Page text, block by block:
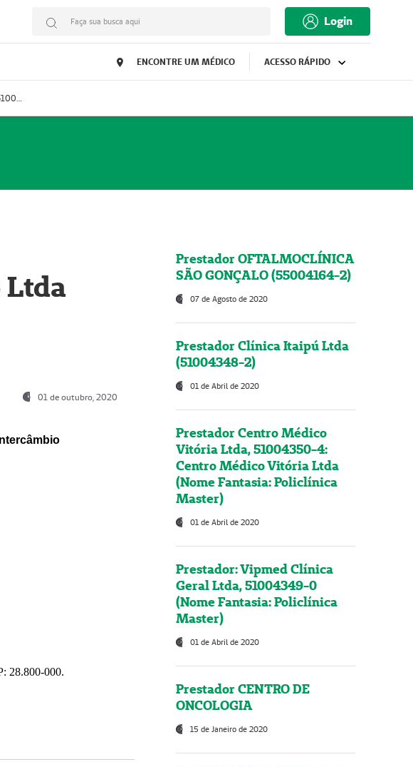
Faça sua busca aqui Login
ENCONTRE UM MÉDICO ACESSO RÁPIDO
Prestador Mosaicum Espaço Clínico Ltda (51004352-0)
Ltda
01 de outubro, 2020
28.800-000.
Prestador OFTALMOCLÍNICA
SÃO GONÇALO (55004164-2)
07 de Agosto de 2020
Prestador Clínica Itaipú Ltda
(51004348-2)
01 de Abril de 2020
Prestador Centro Médico
Vitória Ltda, 51004350-4:
Centro Médico Vitória Ltda
(Nome Fantasia: Policlínica
Master)
01 de Abril de 2020
Prestador: Vipmed Clínica
Geral Ltda, 51004349-0
(Nome Fantasia: Policlínica
Master)
01 de Abril de 2020
Prestador CENTRO DE
ONCOLOGIA
15 de Janeiro de 2020